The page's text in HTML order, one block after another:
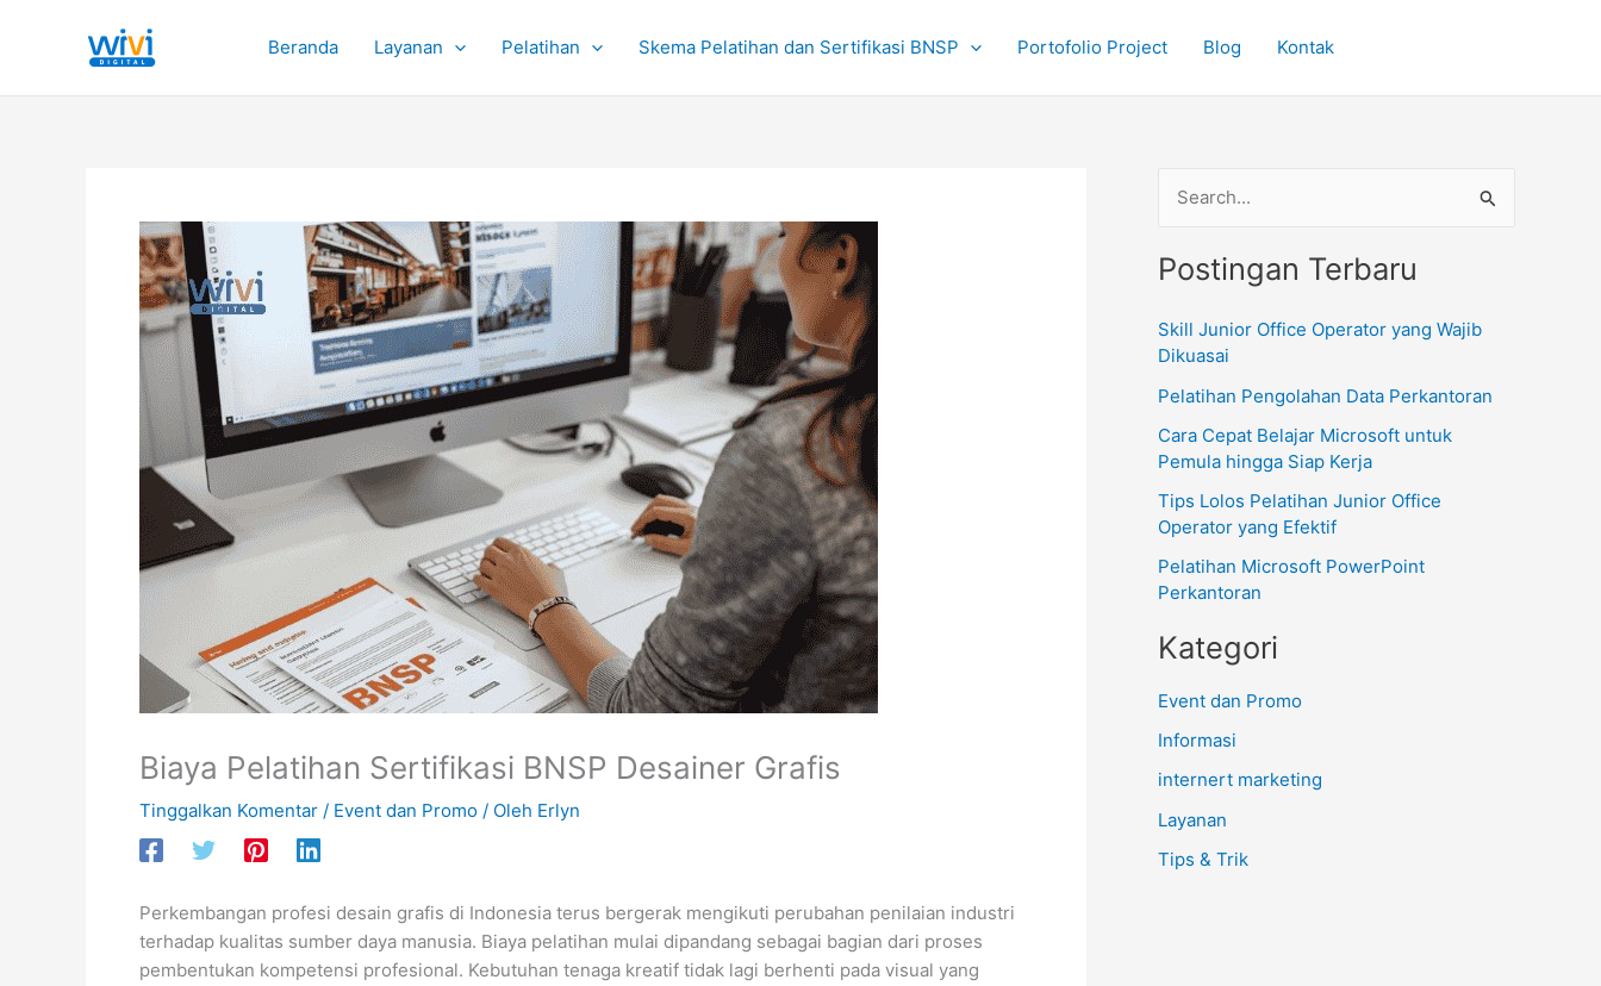
Beranda Layanan Pelatihan Skema Pelatihan dan Sertifikasi BNSP Portofolio Project Blog Kontak
Biaya Pelatihan Sertifikasi BNSP Desainer Grafis
Tinggalkan Komentar / Event dan Promo / Oleh Erlyn
Perkembangan profesi desain grafis di Indonesia terus bergerak mengikuti perubahan penilaian industri
terhadap kualitas sumber daya manusia. Biaya pelatihan mulai dipandang sebagai bagian dari proses
pembentukan kompetensi profesional. Kebutuhan tenaga kreatif tidak lagi berhenti pada visual yang
r
u
u
:
Postingan Terbaru
Skill Junior Office Operator yang Wajib
Dikuasai
Pelatihan Pengolahan Data Perkantoran
Cara Cepat Belajar Microsoft untuk
Pemula hingga Siap Kerja
Tips Lolos Pelatihan Junior Office
Operator yang Efektif
Pelatihan Microsoft PowerPoint
Perkantoran
Kategori
Event dan Promo
Informasi
internert marketing
Layanan
Tips & Trik